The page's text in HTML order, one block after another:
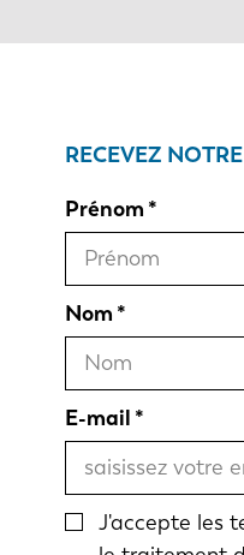
RECEVEZ
Prénom
Nom
E-mail
J'accepte les